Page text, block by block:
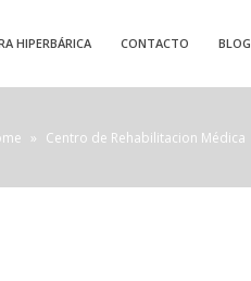
HIPERBÁRICA CONTACTO BLOG
» Centro de Rehabilitacion Médica